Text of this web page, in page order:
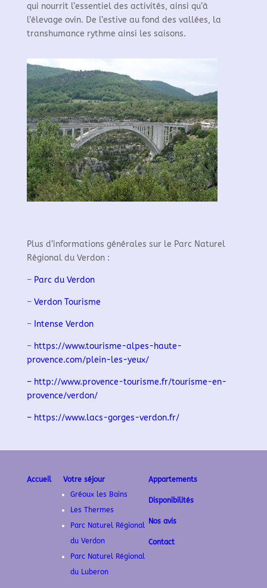
qui nourrit l’essentiel des activités, ainsi qu’à
l’élevage ovin. De l’estive au fond des vallées, la
transhumance rythme ainsi les saisons.
Plus d’informations générales sur le Parc Naturel
Régional du Verdon :
– Parc du Verdon
– Verdon Tourisme
– Intense Verdon
– https://www.tourisme-alpes-haute-
provence.com/plein-les-yeux/
– http://www.provence-tourisme.fr/tourisme-en-
provence/verdon/
– https://www.lacs-gorges-verdon.fr/
Accueil
Votre séjour
Gréoux les Bains
Les Thermes
Parc Naturel Régional
du Verdon
Parc Naturel Régional
du Luberon
Appartements
Disponibilités
Nos avis
Contact